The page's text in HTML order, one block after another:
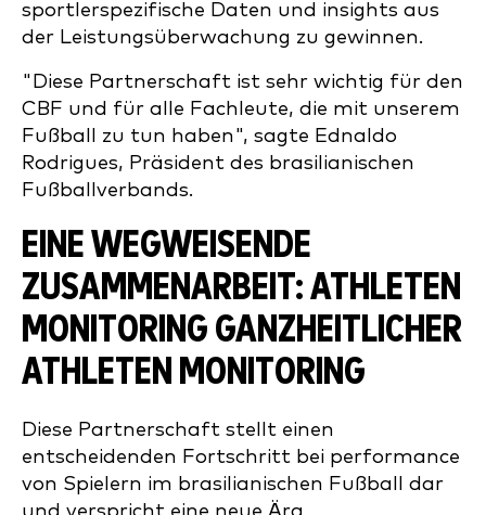
sportlerspezifische Daten und insights aus
der Leistungsüberwachung zu gewinnen.
"Diese Partnerschaft ist sehr wichtig für den
CBF und für alle Fachleute, die mit unserem
Fußball zu tun haben", sagte Ednaldo
Rodrigues, Präsident des brasilianischen
Fußballverbands.
EINE WEGWEISENDE
ZUSAMMENARBEIT: ATHLETEN
MONITORING GANZHEITLICHER
ATHLETEN MONITORING
Diese Partnerschaft stellt einen
entscheidenden Fortschritt bei performance
von Spielern im brasilianischen Fußball dar